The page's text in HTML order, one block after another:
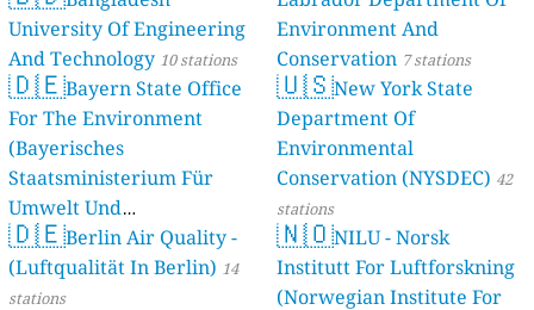
University Of Engineering
And Technology 10 stations
🇩🇪Bayern State Office
For The Environment
(Bayerisches
Staatsministerium Für
Umwelt Und
Verbraucherschutz) - LfU
46 stations
🇩🇪Berlin Air Quality -
(Luftqualität In Berlin) 14
stations
Environment And
Conservation 7 stations
🇺🇸New York State
Department Of
Environmental
Conservation (NYSDEC) 42
stations
🇳🇴NILU - Norsk
Institutt For Luftforskning
(Norwegian Institute For